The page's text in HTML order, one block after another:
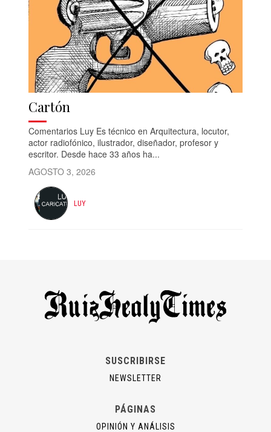
Cartón
Comentarios Luy Es técnico en Arquitectura, locutor,
actor radiofónico, ilustrador, diseñador, profesor y
escritor. Desde hace 33 años ha...
AGOSTO 3, 2026
LUY
SUSCRIBIRSE
NEWSLETTER
PÁGINAS
OPINIÓN Y ANÁLISIS